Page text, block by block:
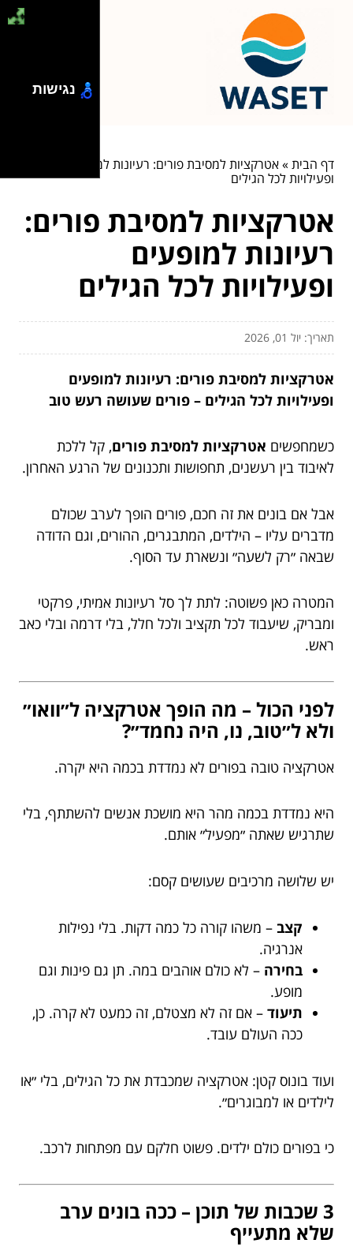
דף הבית»אטרקציות למסיבת פורים: רעיונות למופעים
ופעילויות לכל הגילים
אטרקציות למסיבת פורים:
רעיונות למופעים
ופעילויות לכל הגילים
תאריך: יול 01, 2026
אטרקציות למסיבת פורים: רעיונות למופעים
ופעילויות לכל הגילים – פורים שעושה רעש טוב
כשמחפשים אטרקציות למסיבת פורים, קל ללכת
לאיבוד בין רעשנים, תחפושות ותכנונים של הרגע האחרון.
אבל אם בונים את זה חכם, פורים הופך לערב שכולם
מדברים עליו – הילדים, המתבגרים, ההורים, וגם הדודה
שבאה ״רק לשעה״ ונשארת עד הסוף.
המטרה כאן פשוטה: לתת לך סל רעיונות אמיתי, פרקטי
ומבריק, שיעבוד לכל תקציב ולכל חלל, בלי דרמה ובלי כאב
ראש.
לפני הכול – מה הופך אטרקציה ל״וואו״
ולא ל״טוב, נו, היה נחמד״?
אטרקציה טובה בפורים לא נמדדת בכמה היא יקרה.
היא נמדדת בכמה מהר היא מושכת אנשים להשתתף, בלי
שתרגיש שאתה ״מפעיל״ אותם.
יש שלושה מרכיבים שעושים קסם:
קצב – משהו קורה כל כמה דקות. בלי נפילות
אנרגיה.
בחירה – לא כולם אוהבים במה. תן גם פינות וגם
מופע.
תיעוד – אם זה לא מצטלם, זה כמעט לא קרה. כן,
ככה העולם עובד.
ועוד בונוס קטן: אטרקציה שמכבדת את כל הגילים, בלי ״או
לילדים או למבוגרים״.
כי בפורים כולם ילדים. פשוט חלקם עם מפתחות לרכב.
3 שכבות של תוכן – ככה בונים ערב
שלא מתעייף
נגישות